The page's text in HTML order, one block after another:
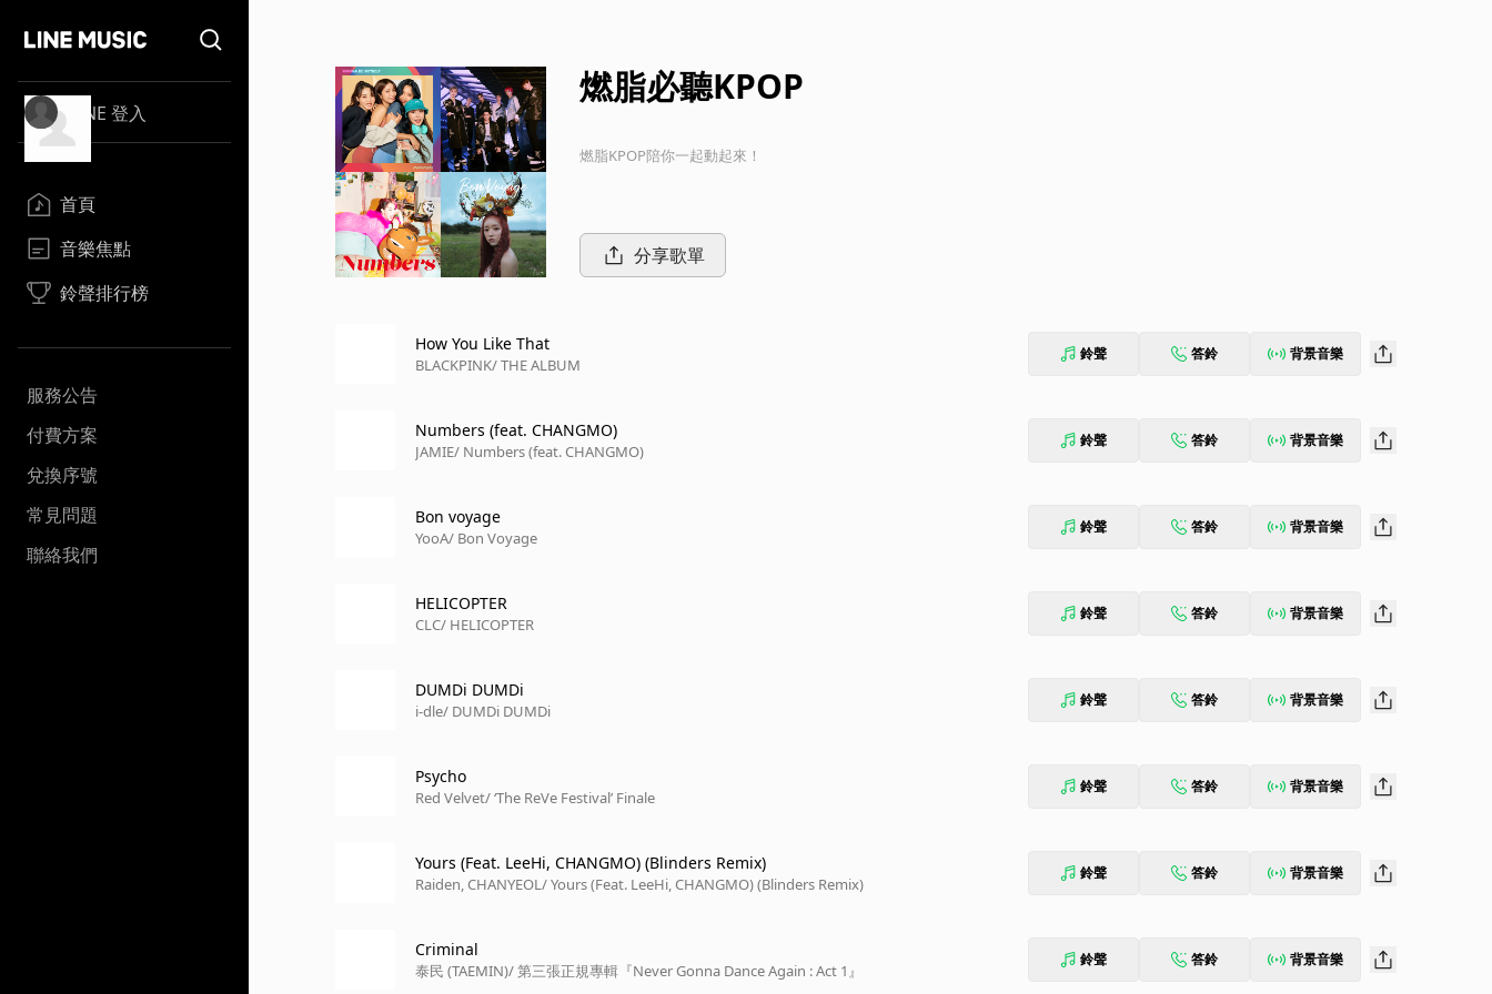
LINE 登入
首頁
音樂焦點
鈴聲排行榜
服務公告
付費方案
兌換序號
常見問題
聯絡我們
燃脂必聽KPOP
燃脂KPOP陪你一起動起來！
分享歌單
How You Like That
BLACKPINK/ THE ALBUM
鈴聲 答鈴 背景音樂
Numbers (feat. CHANGMO)
JAMIE/ Numbers (feat. CHANGMO)
鈴聲 答鈴 背景音樂
Bon voyage
YooA/ Bon Voyage
鈴聲 答鈴 背景音樂
HELICOPTER
CLC/ HELICOPTER
鈴聲 答鈴 背景音樂
DUMDi DUMDi
i-dle/ DUMDi DUMDi
鈴聲 答鈴 背景音樂
Psycho
Red Velvet/ ‘The ReVe Festival’ Finale
鈴聲 答鈴 背景音樂
Yours (Feat. LeeHi, CHANGMO) (Blinders Remix)
Raiden, CHANYEOL/ Yours (Feat. LeeHi, CHANGMO) (Blinders Remix)
鈴聲 答鈴 背景音樂
Criminal
泰民 (TAEMIN)/ 第三張正規專輯『Never Gonna Dance Again : Act 1』
鈴聲 答鈴 背景音樂